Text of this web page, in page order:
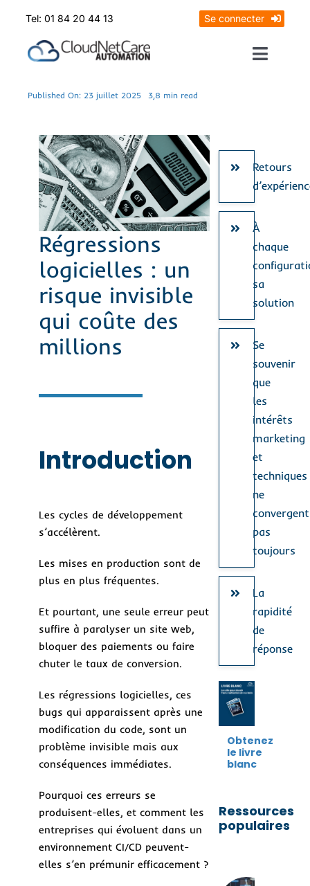
content
Tel: 01 84 20 44 13 Se connecter
Toggle
Prendrez RDV
Mon diagnostic offert
Published On: 23 juillet 2025 3,8 min read
Régressions
logicielles : un
risque invisible
qui coûte des
millions
Introduction
Les cycles de développement
s’accélèrent.
Les mises en production sont de
plus en plus fréquentes.
Et pourtant, une seule erreur peut
suffire à paralyser un site web,
bloquer des paiements ou faire
chuter le taux de conversion.
Les régressions logicielles, ces
bugs qui apparaissent après une
modification du code, sont un
problème invisible mais aux
conséquences immédiates.
Pourquoi ces erreurs se
produisent-elles, et comment les
entreprises qui évoluent dans un
environnement CI/CD peuvent-
elles s’en prémunir efficacement ?
Retours
À
chaque
sa
solution
Se
souvenir
que
les
intérêts
marketing
et
techniques
ne
convergent
pas
toujours
La
rapidité
de
réponse
Obtenez
le livre
blanc
Ressources
populaires